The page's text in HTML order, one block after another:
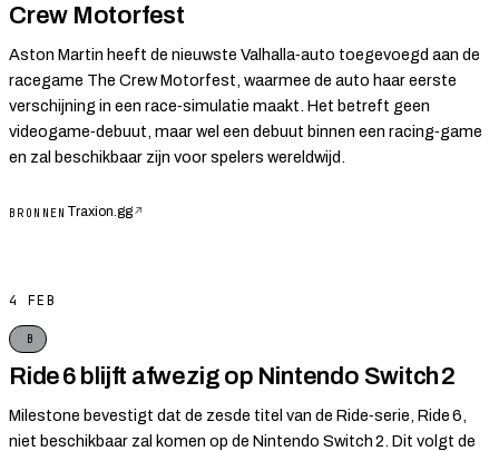
Crew Motorfest
Aston Martin heeft de nieuwste Valhalla‑auto toegevoegd aan de
racegame The Crew Motorfest, waarmee de auto haar eerste
verschijning in een race‑simulatie maakt. Het betreft geen
videogame‑debuut, maar wel een debuut binnen een racing‑game
en zal beschikbaar zijn voor spelers wereldwijd.
BRONNEN Traxion.gg↗
4 FEB
B
Ride 6 blijft afwezig op Nintendo Switch 2
Milestone bevestigt dat de zesde titel van de Ride‑serie, Ride 6,
niet beschikbaar zal komen op de Nintendo Switch 2. Dit volgt de